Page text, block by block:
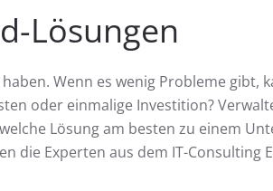
Lösungen
Wenn es wenig Probleme gibt,
oder einmalige Investition?
Lösung am besten zu einem
die Experten aus dem IT-Consulting